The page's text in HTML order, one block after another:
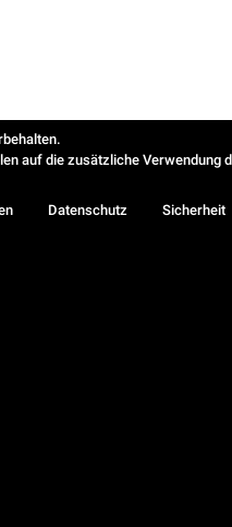
auf die zusätzliche
Datenschutz Sicherheit